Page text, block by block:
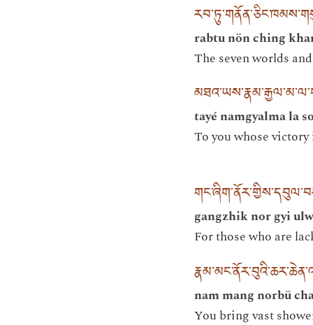
rabtu nön ching
The seven worlds
tayé namgyalma la
To you whose
gangzhik nor gyi
For those who are
nam mang norbü
You bring vast